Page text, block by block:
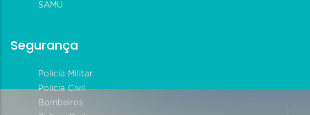
SAMU
Segurança
Polícia Militar
Polícia Civil
Bombeiros